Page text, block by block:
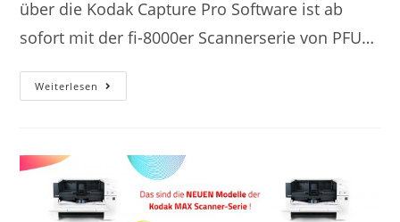
über die Kodak Capture Pro Software ist ab
sofort mit der fi-8000er Scannerserie von PFU…
Weiterlesen